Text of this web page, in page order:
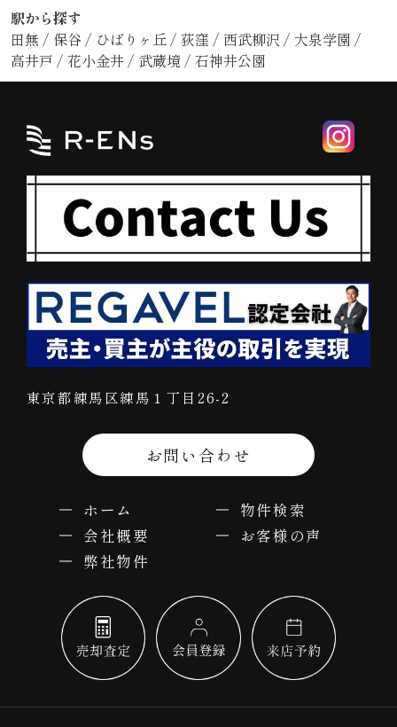
駅から探す
田無 / 保谷 / ひばりヶ丘/ 荻窪 / 西武柳沢 / 大泉学園 /
高井戸 / 花小金井 / 武蔵境/ 石神井公園
東京都練馬区練馬１丁目26-2
お問い合わせ
ホーム
物件検索
会社概要
お客様の声
弊社物件